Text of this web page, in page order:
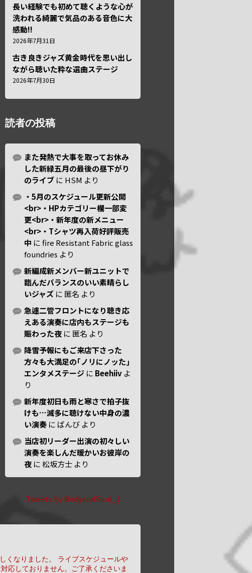
長い経験でも初めて聴くような心が
洗われる綺麗で気品のある音色に大
感動!!
2026年7月31日
古き良きジャズ黄金時代を思い出し
ながら聴いた粋な選曲ステージ
2026年7月30日
読者の投稿
また発熱で大事を取ってお休み
した新緑五月の最後の昼下がり
のライブ に HSM より
・5月のスケジュール更新公開
<br>・HPカテゴリー欄一部変
更<br>・新年度の新メニュー
<br>・Tシャツ再入荷好評販売
中 にfire Resistant Fabric glass
foundries より
新編成新メンバー新ユニットで
臨んだバランスのいい素晴らし
いジャズ に 匿名 より
急遽二管フロントになり聴き応
えある演奏に店内もステージも
賑わった夜 に 匿名 より
降雪予報にもご来店下さった
方々も大満足の｢ノリにノッた｣
エンタメステージ に Beehiiv よ
り
新年度初日も雨と寒さで拍子抜
けも…滅多に聴けない中身の濃
い演奏 に ばんび より
当店初リーダー出演の初々しい
演奏を楽しんだ暖かいお彼岸の
夜 に松坂方士 より
Tweets by BodyandSoul_J
くなりました。
ライブスケジュールや
応しておりません。ご了承くださいま